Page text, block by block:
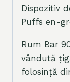
Dispozitiv
Puffs en-
Rum Bar
vândută
folosință